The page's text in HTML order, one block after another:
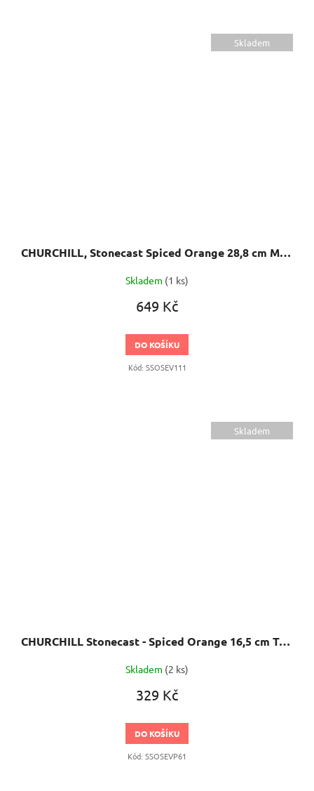
Skladem
CHURCHILL, Stonecast Spiced Orange 28,8 cm Mělký talíř, ručně zdobený
Skladem (1 ks)
649 Kč
DO KOŠÍKU
Kód: SSOSEV111
Skladem
CHURCHILL Stonecast - Spiced Orange 16,5 cm Talíř mělký
Skladem (2 ks)
329 Kč
DO KOŠÍKU
Kód: SSOSEVP61